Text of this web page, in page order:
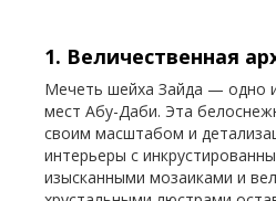
1. Величественная
Мечеть шейха Зайда — одно
мест Абу-Даби. Эта
своим масштабом и
интерьеры с
изысканными мозаиками и